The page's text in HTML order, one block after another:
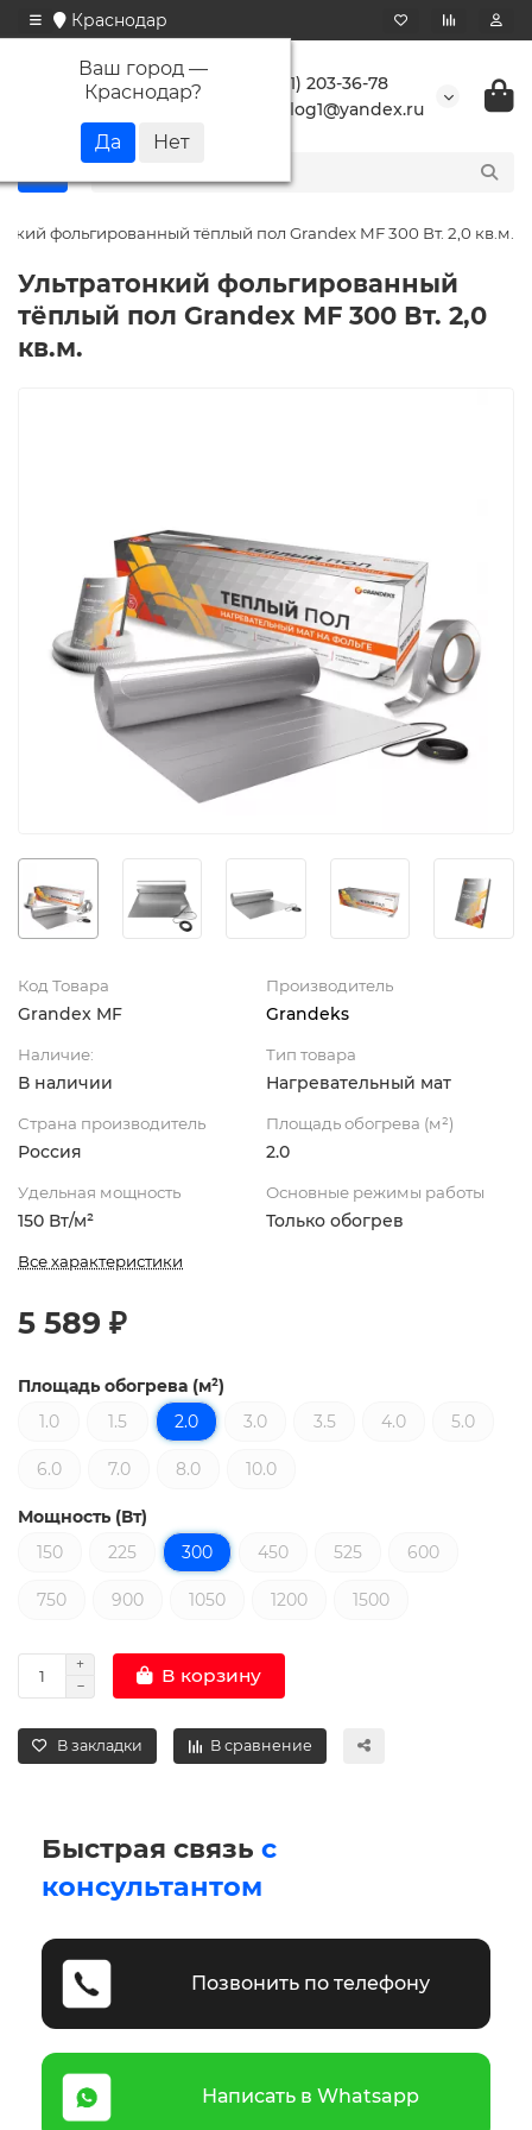
Краснодар
Ваш город —
Краснодар?
+7 (861) 203-36-78
buranlog1@yandex.ru
фольгированный тёплый пол Grandex MF 300 Вт. 2,0 кв.м.
Ультратонкий фольгированный
тёплый пол Grandex MF 300 Вт. 2,0
кв.м.
Код Товара
Grandex MF
Производитель
Grandeks
Наличие:
В наличии
Тип товара
Нагревательный мат
Страна производитель
Россия
Площадь обогрева (м²)
2.0
Удельная мощность
150 Вт/м²
Основные режимы работы
Только обогрев
Все характеристики
5 589 ₽
Площадь обогрева (м²)
1.0
1.5 2.0 3.0 3.5 4.0 5.0
6.0 7.0 8.0 10.0
Мощность (Вт)
150
225 300 450 525 600
750 900 1050 1200 1500
В корзину
В закладки В сравнение
Быстрая связь с
консультантом
Позвонить по телефону
Написать в Whatsapp